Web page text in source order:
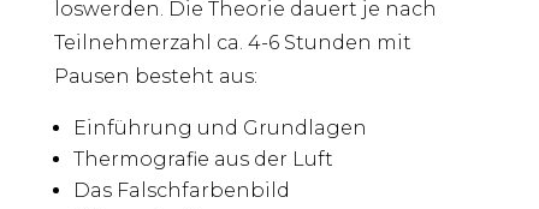
loswerden. Die Theorie dauert je nach
Teilnehmerzahl ca. 4-6 Stunden mit
Pausen besteht aus:
Einführung und Grundlagen
Thermografie aus der Luft
Das Falschfarbenbild